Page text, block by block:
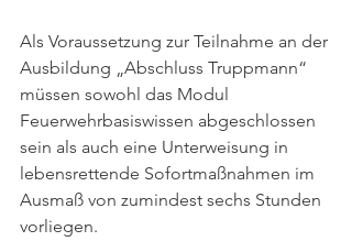
Als Voraussetzung zur Teilnahme an der
Ausbildung „Abschluss Truppmann“
müssen sowohl das Modul
Feuerwehrbasiswissen abgeschlossen
sein als auch eine Unterweisung in
lebensrettende Sofortmaßnahmen im
Ausmaß von zumindest sechs Stunden
vorliegen.